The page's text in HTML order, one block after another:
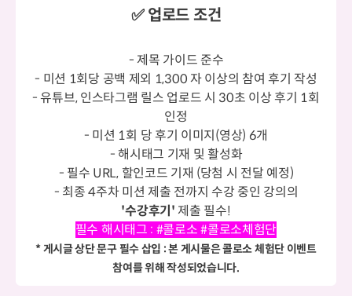
✅ 업로드 조건
- 제목 가이드 준수
- 미션 1회당 공백 제외 1,300 자 이상의 참여 후기 작성
- 유튜브, 인스타그램 릴스 업로드 시 30초 이상 후기 1회
인정
- 미션 1회 당 후기 이미지(영상) 6개
- 해시태그 기재 및 활성화
- 필수 URL, 할인코드 기재 (당첨 시 전달 예정)
- 최종 4주차 미션 제출 전까지 수강 중인 강의의
'수강후기' 제출 필수!
필수 해시태그 : #콜로소 #콜로소체험단
* 게시글 상단 문구 필수 삽입 : 본 게시물은 콜로소 체험단 이벤트
참여를 위해 작성되었습니다.